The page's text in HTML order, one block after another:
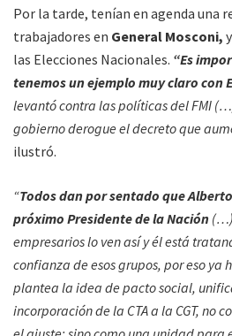
Por la tarde, tenían en agenda una
trabajadores en General Mosconi,
las Elecciones Nacionales. “Es
tenemos un ejemplo muy claro con
levantó contra las políticas del FMI
gobierno derogue el decreto que
ilustró.
“Todos dan por sentado que
próximo Presidente de la Nación (…)
empresarios lo ven así y él está
confianza de esos grupos, por eso
plantea la idea de pacto social,
incorporación de la CTA a la CGT, no